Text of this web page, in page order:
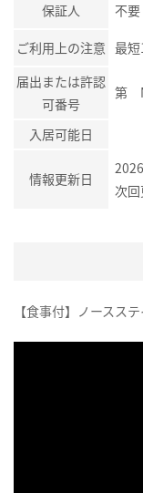
保証人 不要
ご利用上の注意 最短
届出または許認
可番号
第
入居可能日
情報更新日
次
【食事付】ノースス